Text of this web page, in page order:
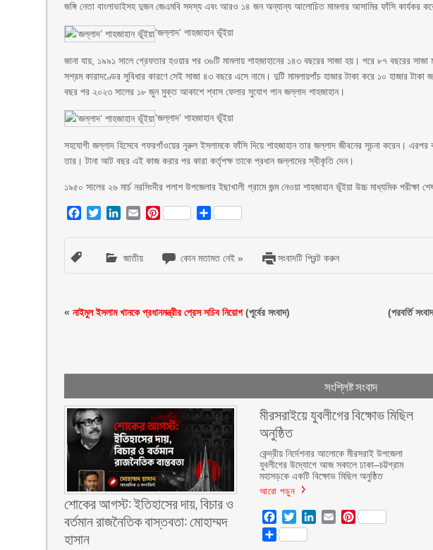
জঙ্গি নেতা বাংলাভাইসহ দুজন জেএমবি সদস্য এবং আরও ১৪ জন অন্যান্য আলোচিত মামলার আসামির ফাঁসি কার্যকর
‘জল্লাদ’ শাহজাহান ভূঁইয়া
জানা যায়, ১৯৯১ সালে গ্রেফতার হওয়ার পর ৩৬টি মামলায় শাহজাহানের ১৪৩ বছরের সাজা হয়। পরে ৮৭ বছরের
সশ্রম কারাদণ্ডের সুবিধার কারণে সেই সাজা ৪৩ বছরে এসে নামে। দুটি মামলায়পাঁচ হাজার টাকা করে ১০ হাজার
বছর পর ২০২৩ সালের ১৮ জুন মুক্ত আকাশে শ্বাস ফেলার সুযোগ পান জল্লাদ শাহজাহান।
‘জল্লাদ’ শাহজাহান ভূঁইয়া
সহযোগী জল্লাদ হিসেবে গফরগাঁওয়ের নূরুল ইসলামকে ফাঁসি দিয়ে শাহজাহান তার জল্লাদ জীবনের সূচনা করেন।
তার। টানা আট বছর এই কাজ করার পর কারা কর্তৃপক্ষ তাকে প্রধান জল্লাদের স্বীকৃতি দেন।
১৯৫০ সালের ২৬ মার্চ নরসিংদীর পলাশ উপজেলার ইছাখালী গ্রামে জন্ম নেওয়া শাহজাহান ভূঁইয়া উচ্চ মাধ্যমিক পরীক্ষা
Facebook
TwitterLinkedIn
EmailPinterest Share
জাতীয় কোন মতামত নেই » সংবাদটি প্রিন্ট করুন
«নাইমুল ইসলাম খানকে প্রধানমন্ত্রীর প্রেস সচিব নিয়োগ(পূর্বের সংবাদ) (পরবর্তি
সংশ্লিষ্ট সংবাদ
শোকের আগস্ট: ইতিহাসের দায়, বিচার ও
বর্তমান রাজনৈতিক বাস্তবতা: মোহাম্মদ
হাসান
মীরসরাইয়ে যুবলীগের বিক্ষোভ মিছিল
অনুষ্ঠিত
কেন্দ্রীয় নির্দেশনার আলোকে মীরসরাই উপজেলা
যুবলীগের উদ্যোগে আজ সকালে ঢাকা–চট্টগ্রাম
মহাসড়কে একটি বিক্ষোভ মিছিল অনুষ্ঠিত
আরো পড়ুন
Facebook
TwitterLinkedIn
EmailPinterest
Share